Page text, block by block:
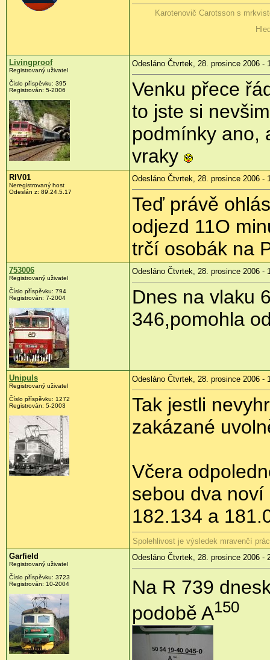
Karotenovič Carotsson s
Livingproof
Registrovaný uživatel
Číslo příspěvku: 395
Registrován: 5-2006
Odesláno Čtvrtek, 28. prosince 2006 -
Venku přece
to jste si
podmínky ano,
vraky
RIV01
Neregistrovaný host
Odeslán z: 89.24.5.17
Odesláno Čtvrtek, 28. prosince 2006 -
Teď právě
odjezd 11O
trčí osobák na
753006
Registrovaný uživatel
Číslo příspěvku: 794
Registrován: 7-2004
Odesláno Čtvrtek, 28. prosince 2006 -
Dnes na vlaku
346,pomohla
Unipuls
Registrovaný uživatel
Číslo příspěvku: 1272
Registrován: 5-2003
Odesláno Čtvrtek, 28. prosince 2006 -
Tak jestli
zakázané
Včera
sebou dva
182.134 a
Spolehlivost je výsledek mravenčí
Garfield
Registrovaný uživatel
Číslo příspěvku: 3723
Registrován: 10-2004
Odesláno Čtvrtek, 28. prosince 2006 -
Na R 739
podobě A150